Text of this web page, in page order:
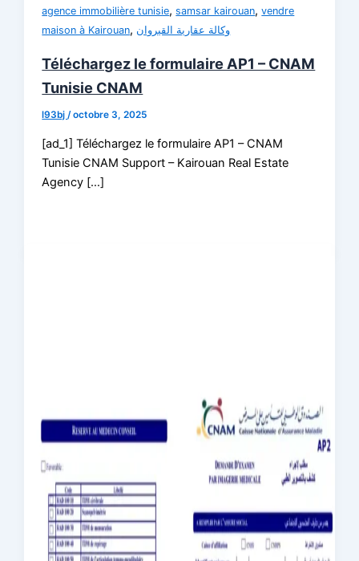
agence immobilière tunisie,samsar kairouan,vendre
maison à Kairouan, وكالة عقارية القيروان
Téléchargez le formulaire AP1 – CNAM
Tunisie CNAM
l93bj/octobre 3, 2025
[ad_1] Téléchargez le formulaire AP1 – CNAM
Tunisie CNAM Support – Kairouan Real Estate
Agency […]